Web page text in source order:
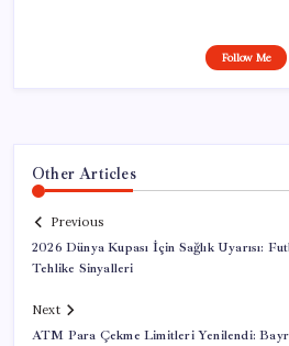
Follow Me
Other Articles
Previous
2026 Dünya Kupası İçin Sağlık Uyarısı:
Tehlike Sinyalleri
Next
ATM Para Çekme Limitleri Yenilendi: